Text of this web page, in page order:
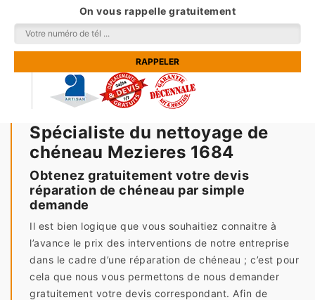
On vous rappelle gratuitement
Spécialiste du nettoyage de
chéneau Mezieres 1684
Obtenez gratuitement votre devis
réparation de chéneau par simple
demande
Il est bien logique que vous souhaitiez connaitre à
l’avance le prix des interventions de notre entreprise
dans le cadre d’une réparation de chéneau ; c’est pour
cela que nous vous permettons de nous demander
gratuitement votre devis correspondant. Afin de